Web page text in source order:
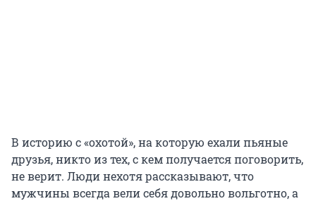
В историю с «охотой», на которую ехали пьяные
друзья, никто из тех, с кем получается поговорить,
не верит. Люди нехотя рассказывают, что
мужчины всегда вели себя довольно вольготно, а